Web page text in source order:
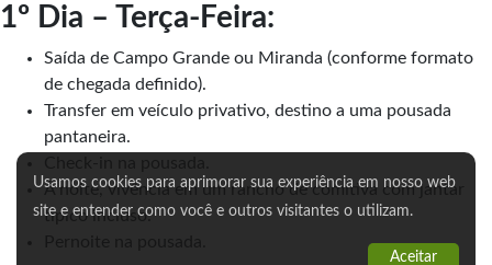
1º Dia – Terça-Feira:
Saída de Campo Grande ou Miranda (conforme formato
de chegada definido).
Transfer em veículo privativo, destino a uma pousada
pantaneira.
À noite, vivência em um rancho de comitiva com jantar
típico incluso.
Usamos cookies para aprimorar sua experiência em nosso web
site e entender como você e outros visitantes o utilizam.
Aceitar